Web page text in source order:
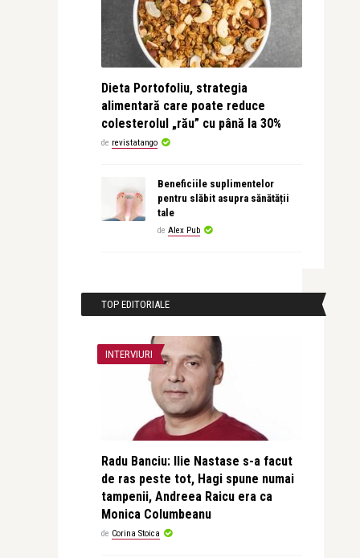
Dieta Portofoliu, strategia
alimentară care poate reduce
colesterolul „rău” cu până la 30%
de revistatango
Beneficiile suplimentelor
pentru slăbit asupra sănătății
tale
de Alex Pub
TOP EDITORIALE
INTERVIURI
Radu Banciu: Ilie Nastase s-a facut
de ras peste tot, Hagi spune numai
tampenii, Andreea Raicu era ca
Monica Columbeanu
de Corina Stoica